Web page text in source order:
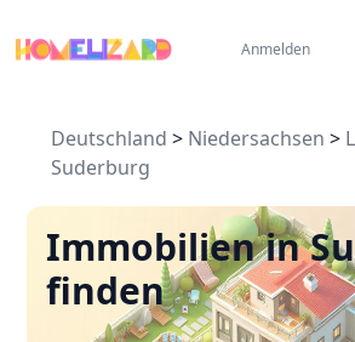
Anmelden
Deutschland > Niedersachsen >
Suderburg
Immobilien in
finden